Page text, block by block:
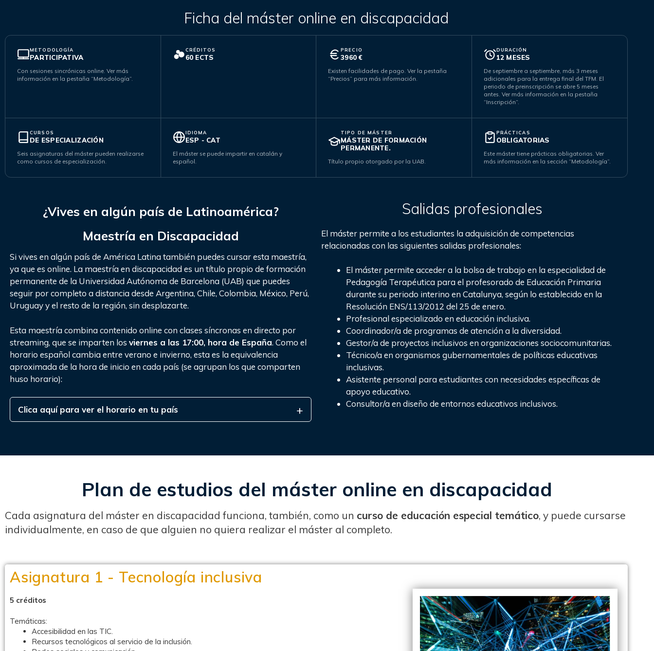
Ficha del máster online en discapacidad
METODOLOGÍA
PARTICIPATIVA
Con sesiones sincrónicas online. Ver más
información en la pestaña “Metodología”.
CRÉDITOS
60 ECTS
PRECIO
3960 €
Existen facilidades de pago. Ver la pestaña
“Precios” para más información.
DURACIÓN
12 MESES
De septiembre a septiembre, más 3 meses
adicionales para la entrega final del TFM. El
periodo de preinscripción se abre 5 meses
antes. Ver más información en la pestaña
“Inscripción”.
CURSOS
DE ESPECIALIZACIÓN
Seis asignaturas del máster pueden realizarse
como cursos de especialización.
IDIOMA
ESP - CAT
El máster se puede impartir en catalán y
español.
TIPO DE MÁSTER
MÁSTER DE FORMACIÓN
PERMANENTE.
Título propio otorgado por la UAB.
PRÁCTICAS
OBLIGATORIAS
Este máster tiene prácticas obligatorias. Ver
más información en la sección “Metodología”.
¿Vives en algún país de Latinoamérica?
Maestría en Discapacidad
Si vives en algún país de América Latina también puedes cursar esta maestría,
ya que es online. La maestría en discapacidad es un título propio de formación
permanente de la Universidad Autónoma de Barcelona (UAB) que puedes
seguir por completo a distancia desde Argentina, Chile, Colombia, México, Perú,
Uruguay y el resto de la región, sin desplazarte.
Esta maestría combina contenido online con clases síncronas en directo por
streaming, que se imparten los viernes a las 17:00, hora de España. Como el
horario español cambia entre verano e invierno, esta es la equivalencia
aproximada de la hora de inicio en cada país (se agrupan los que comparten
huso horario):
Clica aquí para ver el horario en tu país
Salidas profesionales
El máster permite a los estudiantes la adquisición de competencias
relacionadas con las siguientes salidas profesionales:
El máster permite acceder a la bolsa de trabajo en la especialidad de
Pedagogía Terapéutica para el profesorado de Educación Primaria
durante su periodo interino en Catalunya, según lo establecido en la
Resolución ENS/113/2012 del 25 de enero.
Profesional especializado en educación inclusiva.
Coordinador/a de programas de atención a la diversidad.
Gestor/a de proyectos inclusivos en organizaciones sociocomunitarias.
Técnico/a en organismos gubernamentales de políticas educativas
inclusivas.
Asistente personal para estudiantes con necesidades específicas de
apoyo educativo.
Consultor/a en diseño de entornos educativos inclusivos.
Plan de estudios del máster online en discapacidad
Cada asignatura del máster en discapacidad funciona, también, como un curso de educación especial temático, y puede cursarse
individualmente, en caso de que alguien no quiera realizar el máster al completo.
Asignatura 1 - Tecnología inclusiva
5 créditos
Temáticas:
Accesibilidad en las TIC.
Recursos tecnológicos al servicio de la inclusión.
En esta web puedes encontrar toda la información